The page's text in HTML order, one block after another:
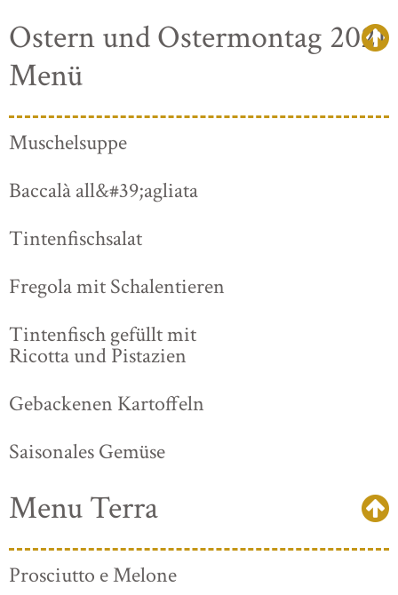
Ostern und Ostermontag 2021
Menü
Muschelsuppe
Baccalà all&#39;agliata
Tintenfischsalat
Fregola mit Schalentieren
Tintenfisch gefüllt mit
Ricotta und Pistazien
Gebackenen Kartoffeln
Saisonales Gemüse
Menu Terra
Prosciutto e Melone